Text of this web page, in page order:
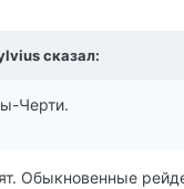
сказал:
Черти.
Обыкновенные